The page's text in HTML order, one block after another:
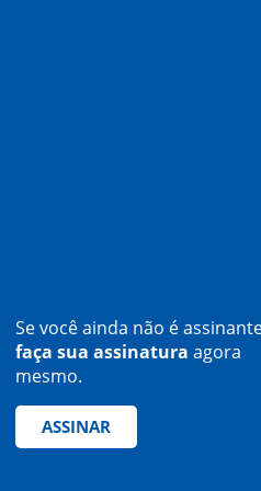
Se você ainda não é
faça sua assinatura agora
mesmo.
ASSINAR